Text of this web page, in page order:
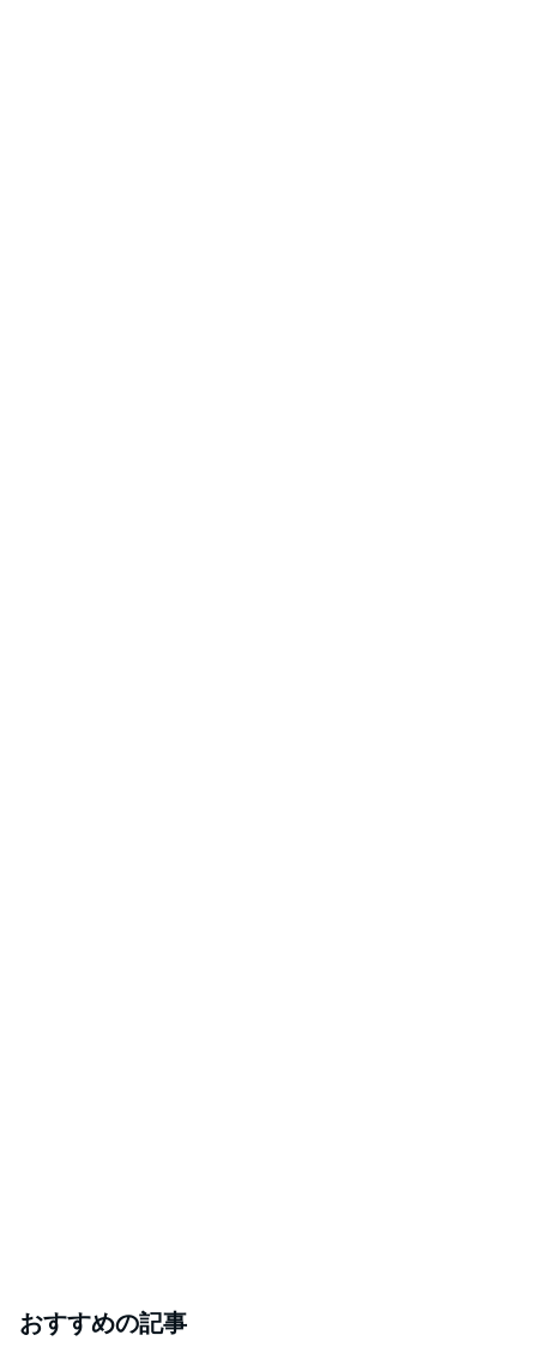
おすすめの記事